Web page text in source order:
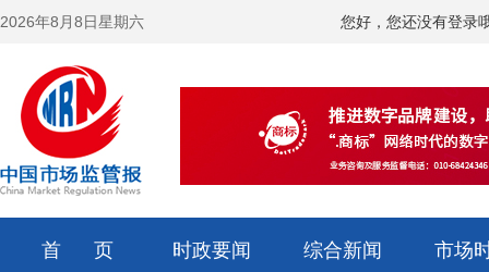
2026年8月8日星期六 您好，您还没有登录
首 页 时政要闻 综合新闻
市场